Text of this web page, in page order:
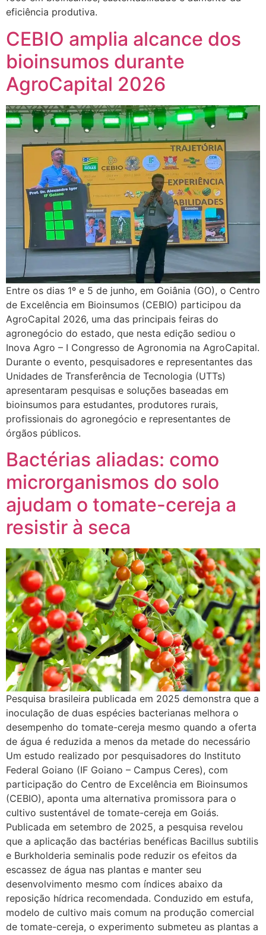
eficiência produtiva.
CEBIO amplia alcance dos
bioinsumos durante
AgroCapital 2026
Entre os dias 1º e 5 de junho, em Goiânia (GO), o Centro
de Excelência em Bioinsumos (CEBIO) participou da
AgroCapital 2026, uma das principais feiras do
agronegócio do estado, que nesta edição sediou o
Inova Agro – I Congresso de Agronomia na AgroCapital.
Durante o evento, pesquisadores e representantes das
Unidades de Transferência de Tecnologia (UTTs)
apresentaram pesquisas e soluções baseadas em
bioinsumos para estudantes, produtores rurais,
profissionais do agronegócio e representantes de
órgãos públicos.
Bactérias aliadas: como
microrganismos do solo
ajudam o tomate-cereja a
resistir à seca
Pesquisa brasileira publicada em 2025 demonstra que a
inoculação de duas espécies bacterianas melhora o
desempenho do tomate-cereja mesmo quando a oferta
de água é reduzida a menos da metade do necessário
Um estudo realizado por pesquisadores do Instituto
Federal Goiano (IF Goiano – Campus Ceres), com
participação do Centro de Excelência em Bioinsumos
(CEBIO), aponta uma alternativa promissora para o
cultivo sustentável de tomate-cereja em Goiás.
Publicada em setembro de 2025, a pesquisa revelou
que a aplicação das bactérias benéficas Bacillus subtilis
e Burkholderia seminalis pode reduzir os efeitos da
escassez de água nas plantas e manter seu
desenvolvimento mesmo com índices abaixo da
reposição hídrica recomendada. Conduzido em estufa,
modelo de cultivo mais comum na produção comercial
de tomate-cereja, o experimento submeteu as plantas a